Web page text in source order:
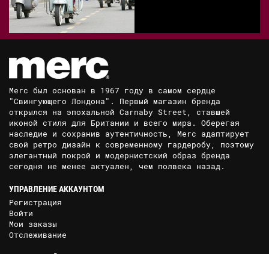
Merc был основан в 1967 году в самом сердце
"Свингующего Лондона". Первый магазин бренда
открылся на эпохальной Carnaby Street, ставшей
иконой стиля для Британии и всего мира. Оберегая
наследие и сохранив аутентичность, Merc адаптирует
свой ретро дизайн к современному гардеробу, поэтому
элегантный покрой и модернистский образ бренда
сегодня не менее актуален, чем полвека назад.
УПРАВЛЕНИЕ АККАУНТОМ
Регистрация
Войти
Мои заказы
Отслеживание